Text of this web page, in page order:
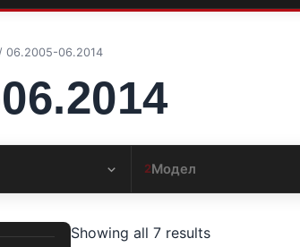
06.2005-06.2014
2Модел
Showing all 7 results